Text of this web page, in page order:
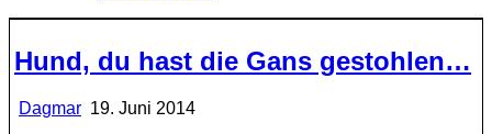
Hund, du hast die Gans gestohlen…
Dagmar 19. Juni 2014